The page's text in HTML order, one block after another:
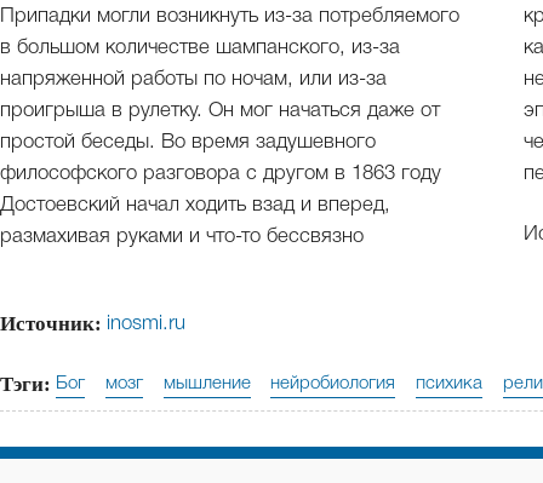
Припадки могли возникнуть из-за потребляемого
в большом количестве шампанского, из-за
напряженной работы по ночам, или из-за
проигрыша в рулетку. Он мог начаться даже от
простой беседы. Во время задушевного
философского разговора с другом в 1863 году
Достоевский начал ходить взад и вперед,
размахивая руками и что-то бессвязно
Источник: inosmi.ru
Тэги: Бог мозг мышление нейробиология психика